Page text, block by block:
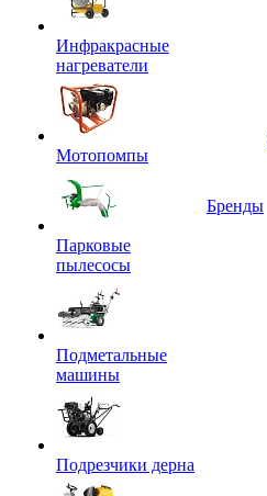
Инфракрасные
нагреватели
Мотопомпы
Парковые
пылесосы
Подметальные
машины
Подрезчики дерна
Бренды